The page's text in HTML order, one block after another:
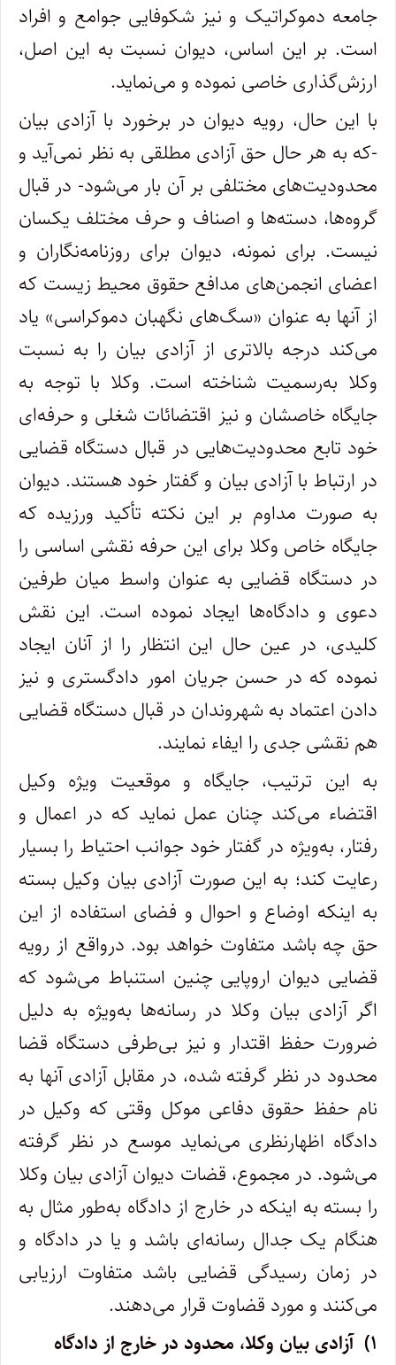
جامعه دموکراتیک و نیز شکوفایی جوامع و افراد
است. بر این اساس، دیوان نسبت به این اصل،
ارزشگذاری خاصی نموده و مینماید.
با این حال، رویه دیوان در برخورد با آزادی بیان
-که به هر حال حق آزادی مطلقی به نظر نمیآید و
محدودیتهای مختلفی بر آن بار میشود- در قبال
گروهها، دستهها و اصناف و حرف مختلف یکسان
نیست. برای نمونه، دیوان برای روزنامهنگاران و
اعضای انجمنهای مدافع حقوق محیط زیست که
از آنها به عنوان «سگهای نگهبان دموکراسی» یاد
میکند درجه بالاتری از آزادی بیان را به نسبت
وکلا بهرسمیت شناخته است. وکلا با توجه به
جایگاه خاصشان و نیز اقتضائات شغلی و حرفهای
خود تابع محدودیتهایی در قبال دستگاه قضایی
در ارتباط با آزادی بیان و گفتار خود هستند. دیوان
به صورت مداوم بر این نکته تأکید ورزیده که
جایگاه خاص وکلا برای این حرفه نقشی اساسی را
در دستگاه قضایی به عنوان واسط میان طرفین
دعوی و دادگاهها ایجاد نموده است. این نقش
کلیدی، در عین حال این انتظار را از آنان ایجاد
نموده که در حسن جریان امور دادگستری و نیز
دادن اعتماد به شهروندان در قبال دستگاه قضایی
هم نقشی جدی را ایفاء نمایند.
به این ترتیب، جایگاه و موقعیت ویژه وکیل
اقتضاء میکند چنان عمل نماید که در اعمال و
رفتار، بهویژه در گفتار خود جوانب احتیاط را بسیار
رعایت کند؛ به این صورت آزادی بیان وکیل بسته
به اینکه اوضاع و احوال و فضای استفاده از این
حق چه باشد متفاوت خواهد بود. درواقع از رویه
قضایی دیوان اروپایی چنین استنباط میشود که
اگر آزادی بیان وکلا در رسانهها بهویژه به دلیل
ضرورت حفظ اقتدار و نیز بیطرفی دستگاه قضا
محدود در نظر گرفته شده، در مقابل آزادی آنها به
نام حفظ حقوق دفاعی موکل وقتی که وکیل در
دادگاه اظهارنظری مینماید موسع در نظر گرفته
میشود. در مجموع، قضات دیوان آزادی بیان وکلا
را بسته به اینکه در خارج از دادگاه بهطور مثال به
هنگام یک جدال رسانهای باشد و یا در دادگاه و
در زمان رسیدگی قضایی باشد متفاوت ارزیابی
میکنند و مورد قضاوت قرار میدهند.
۱) آزادی بیان وکلا، محدود در خارج از دادگاه